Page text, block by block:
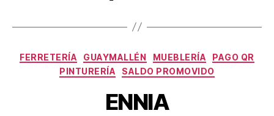
FERRETERÍA GUAYMALLÉN MUEBLERÍA
PAGO QR
PINTURERÍA
SALDO PROMOVIDO
ENNIA